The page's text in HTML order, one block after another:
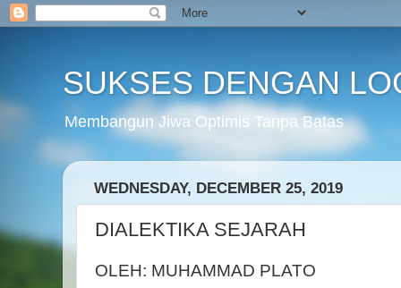
SUKSES DENGAN
Membangun Jiwa Optimis Tanpa Batas
WEDNESDAY, DECEMBER 25, 2019
DIALEKTIKA SEJARAH
OLEH: MUHAMMAD PLATO